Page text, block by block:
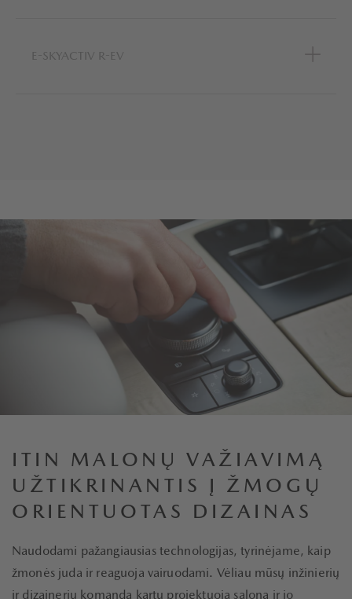
E-SKYACTIV R-EV
ITIN MALONŲ VAŽIAVIMĄ
UŽTIKRINANTIS Į ŽMOGŲ
ORIENTUOTAS DIZAINAS
Naudodami pažangiausias technologijas, tyrinėjame, kaip
žmonės juda ir reaguoja vairuodami. Vėliau mūsų inžinierių
ir dizainerių komanda kartu projektuoja saloną ir jo